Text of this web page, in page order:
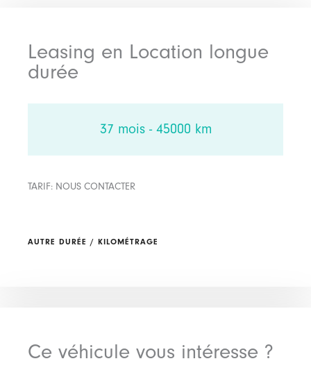
Leasing en Location longue
durée
37 mois - 45000 km
TARIF: NOUS CONTACTER
AUTRE DURÉE / KILOMÉTRAGE
Ce véhicule vous intéresse ?